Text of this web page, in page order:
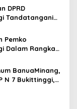
Berdasarkan
Agung
K/Pdt/2022
DPRD
Tandatangani
PPAS APBD
Pemko
Dalam Rangka
Kemerdekaan
BanuaMinang,
N 7 Bukittinggi,